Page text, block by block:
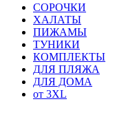
СОРОЧКИ
ХАЛАТЫ
ПИЖАМЫ
ТУНИКИ
КОМПЛЕКТЫ
ДЛЯ ПЛЯЖА
ДЛЯ ДОМА
от 3XL